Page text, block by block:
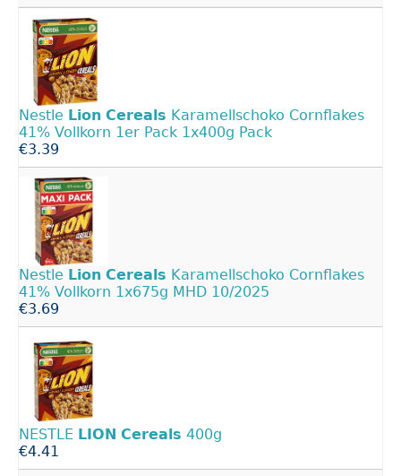
Nestle Lion Cereals Karamellschoko Cornflakes
41% Vollkorn 1er Pack 1x400g Pack
€3.39
Nestle Lion Cereals Karamellschoko Cornflakes
41% Vollkorn 1x675g MHD 10/2025
€3.69
NESTLE LION Cereals 400g
€4.41